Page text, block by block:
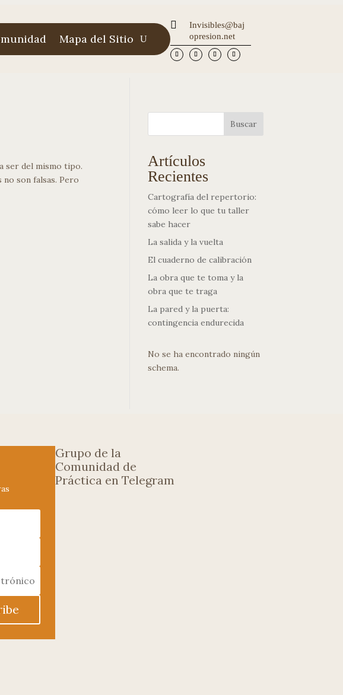
Mapa del Sitio

Invisibles@baj
opresion.net
ser del mismo tipo.
son falsas. Pero
Buscar
Artículos
Recientes
Cartografía del repertorio:
cómo leer lo que tu taller
sabe hacer
La salida y la vuelta
El cuaderno de calibración
La obra que te toma y la
obra que te traga
La pared y la puerta:
contingencia endurecida
No se ha encontrado ningún
schema.
Grupo de la
Comunidad de
Práctica en Telegram